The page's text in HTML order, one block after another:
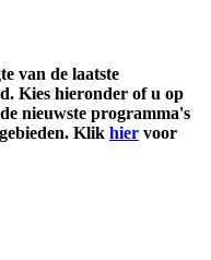
van de laatste
Kies hieronder of u op
nieuwste programma's
Klik hier voor